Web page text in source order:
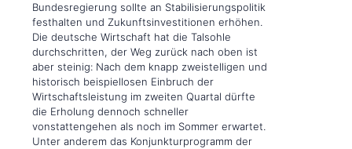
Bundesregierung sollte an Stabilisierungspolitik
festhalten und Zukunftsinvestitionen erhöhen.
Die deutsche Wirtschaft hat die Talsohle
durchschritten, der Weg zurück nach oben ist
aber steinig: Nach dem knapp zweistelligen und
historisch beispiellosen Einbruch der
Wirtschaftsleistung im zweiten Quartal dürfte
die Erholung dennoch schneller
vonstattengehen als noch im Sommer erwartet.
Unter anderem das Konjunkturprogramm der